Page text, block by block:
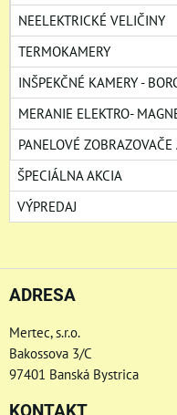
NEELEKTRICKÉ VELIČINY
TERMOKAMERY
INŠPEKČNÉ KAMERY -
MERANIE ELEKTRO-
PANELOVÉ ZOBRAZOVAČE
ŠPECIÁLNA AKCIA
VÝPREDAJ
ADRESA
Mertec, s.r.o.
Bakossova 3/C
97401 Banská Bystrica